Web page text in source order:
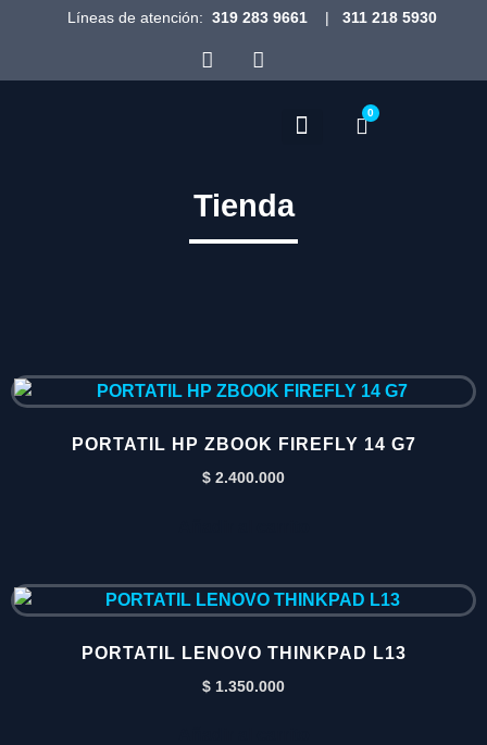
Líneas de atención: 319 283 9661 | 311 218 5930
0
Tienda
PORTATIL HP ZBOOK FIREFLY 14 G7
$ 2.400.000
PORTATIL LENOVO THINKPAD L13
$ 1.350.000